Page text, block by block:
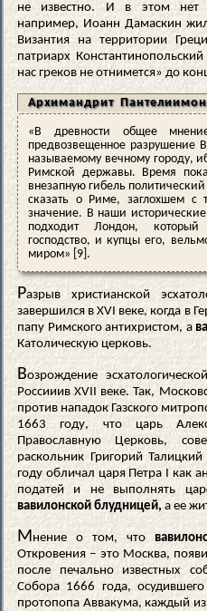
не известно. И в этом нет
например, Иоанн Дамаскин
Византия на территории
патриарх
нас греков не отнимется» до
Архимандрит
«В древности общее
предвозвещенное разрушение
называемому вечному городу,
Римской державы. Время
внезапную гибель
сказать о Риме, заглохшем с
значение. В наши
подходит Лондон,
господство, и купцы его,
миром» [9].
Разрыв христианской
завершился в XVI веке, когда в
папу Римского антихристом, а
Католическую церковь.
Возрождение
Россииив XVII веке. Так,
против нападок Газского
1663 году, что царь
Православную Церковь,
раскольник Григорий
году обличал царя Петра I как
податей и не выполнять
вавилонской блудницей, а ее
М нение о том, что
Откровения – это Москва,
после печально известных
Собора 1666 года,
протопопа Аввакума, каждый